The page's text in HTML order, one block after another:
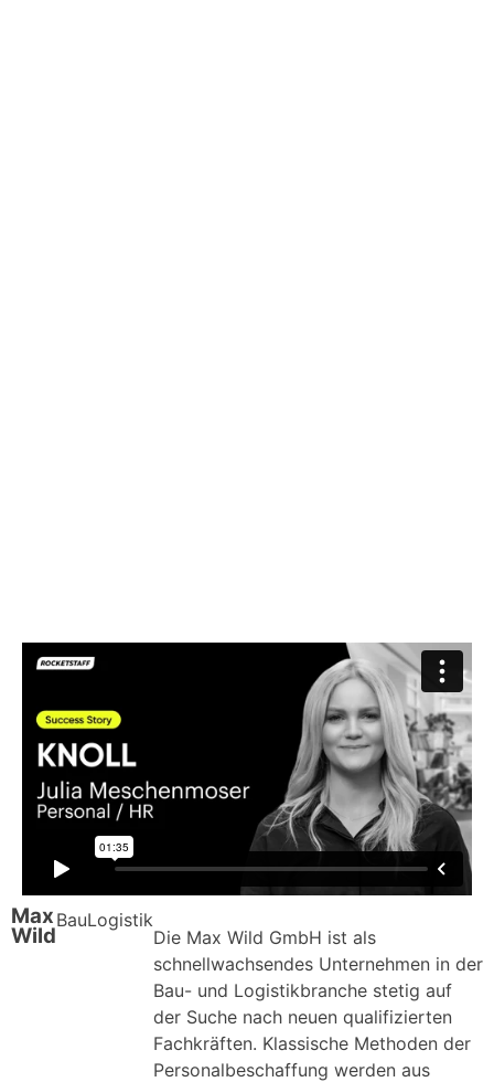
Max
Wild
BauLogistik
Die Max Wild GmbH ist als
schnellwachsendes Unternehmen in der
Bau- und Logistikbranche stetig auf
der Suche nach neuen qualifizierten
Fachkräften. Klassische Methoden der
Personalbeschaffung werden aus